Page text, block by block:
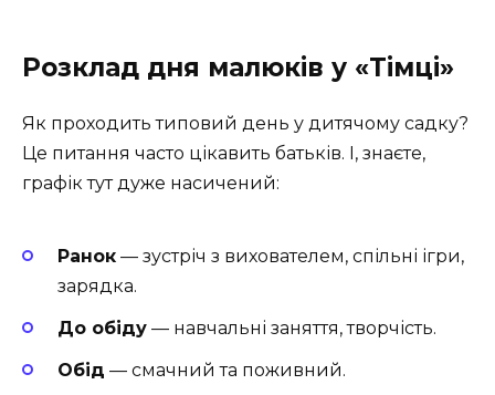
Розклад дня малюків у «Тімці»
Як проходить типовий день у дитячому садку?
Це питання часто цікавить батьків. І, знаєте,
графік тут дуже насичений:
Ранок — зустріч з вихователем, спільні ігри,
зарядка.
До обіду — навчальні заняття, творчість.
Обід — смачний та поживний.